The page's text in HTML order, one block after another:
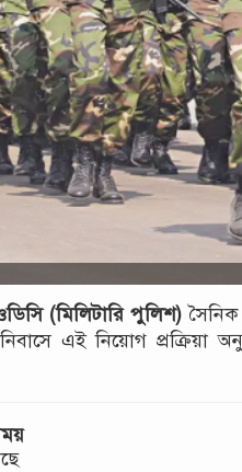
(মিলিটারি পুলিশ) সৈনিক
এই নিয়োগ প্রক্রিয়া